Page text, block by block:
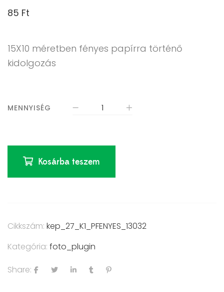
85 Ft
15X10 méretben fényes papírra történő
kidolgozás
MENNYISÉG
Kosárba teszem
Cikkszám: kep_27_K1_PFENYES_13032
Kategória: foto_plugin
Share: